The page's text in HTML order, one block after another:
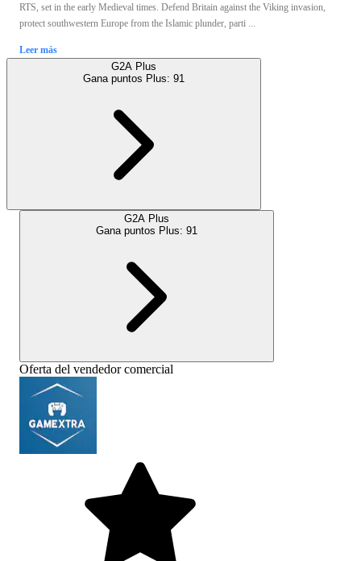
RTS, set in the early Medieval times. Defend Britain against the Viking invasion,
protect southwestern Europe from the Islamic plunder, parti ...
Leer más
G2A Plus
Gana puntos Plus: 91
G2A Plus
Gana puntos Plus: 91
Oferta del vendedor comercial